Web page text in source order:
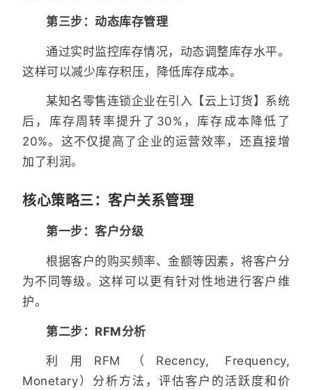
第三步：动态库存管理
通过实时监控库存情况，动态调整库存水平。
这样可以减少库存积压，降低库存成本。
某知名零售连锁企业在引入【云上订货】系统
后，库存周转率提升了30%，库存成本降低了
20%。这不仅提高了企业的运营效率，还直接增
加了利润。
核心策略三：客户关系管理
第一步：客户分级
根据客户的购买频率、金额等因素，将客户分
为不同等级。这样可以更有针对性地进行客户维
护。
第二步：RFM分析
利用RFM（Recency, Frequency,
Monetary）分析方法，评估客户的活跃度和价